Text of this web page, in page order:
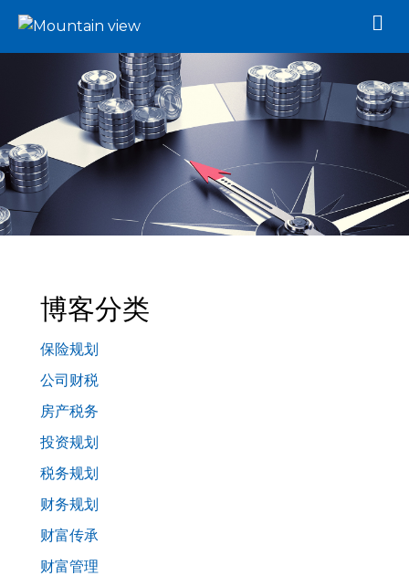
n
博客分类
保险规划
公司财税
房产税务
投资规划
税务规划
财务规划
财富传承
财富管理